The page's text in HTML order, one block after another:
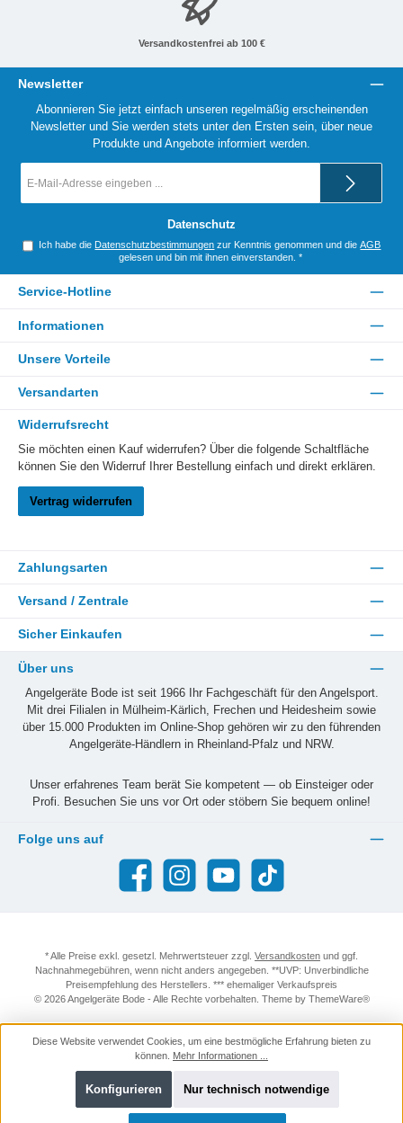
Versandkostenfrei ab 100 €
Newsletter
Abonnieren Sie jetzt einfach unseren regelmäßig erscheinenden
Newsletter und Sie werden stets unter den Ersten sein, über neue
Produkte und Angebote informiert werden.
Mail-
Datenschutz
Ich habe die Datenschutzbestimmungen zur Kenntnis genommen und dieAGB
gelesen und bin mit ihnen einverstanden. *
Service-Hotline
Informationen
Unsere Vorteile
Versandarten
Widerrufsrecht
Sie möchten einen Kauf widerrufen? Über die folgende Schaltfläche
können Sie den Widerruf Ihrer Bestellung einfach und direkt erklären.
Vertrag widerrufen
Zahlungsarten
Versand / Zentrale
Sicher Einkaufen
Über uns
Angelgeräte Bode ist seit 1966 Ihr Fachgeschäft für den Angelsport.
Mit drei Filialen in Mülheim-Kärlich, Frechen und Heidesheim sowie
über 15.000 Produkten im Online-Shop gehören wir zu den führenden
Angelgeräte-Händlern in Rheinland-Pfalz und NRW.
Unser erfahrenes Team berät Sie kompetent — ob Einsteiger oder
Profi. Besuchen Sie uns vor Ort oder stöbern Sie bequem online!
Folge uns auf
Facebook Instagram YouTube TikTok
* Alle Preise exkl. gesetzl. Mehrwertsteuer zzgl. Versandkosten und ggf.
Nachnahmegebühren, wenn nicht anders angegeben. **UVP: Unverbindliche
Preisempfehlung des Herstellers. *** ehemaliger Verkaufspreis
© 2026 Angelgeräte Bode - Alle Rechte vorbehalten. Theme by ThemeWare®
Diese Website verwendet Cookies, um eine bestmögliche Erfahrung bieten zu
können. Mehr Informationen ...
Nur technisch notwendige
Konfigurieren